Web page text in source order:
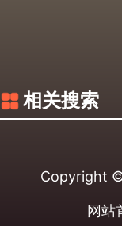
相关搜索
Copyright
网站